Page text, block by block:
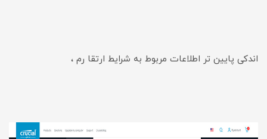
اندکی پایین تر اطلاعات مربوط به شرایط ارتقا رم ،